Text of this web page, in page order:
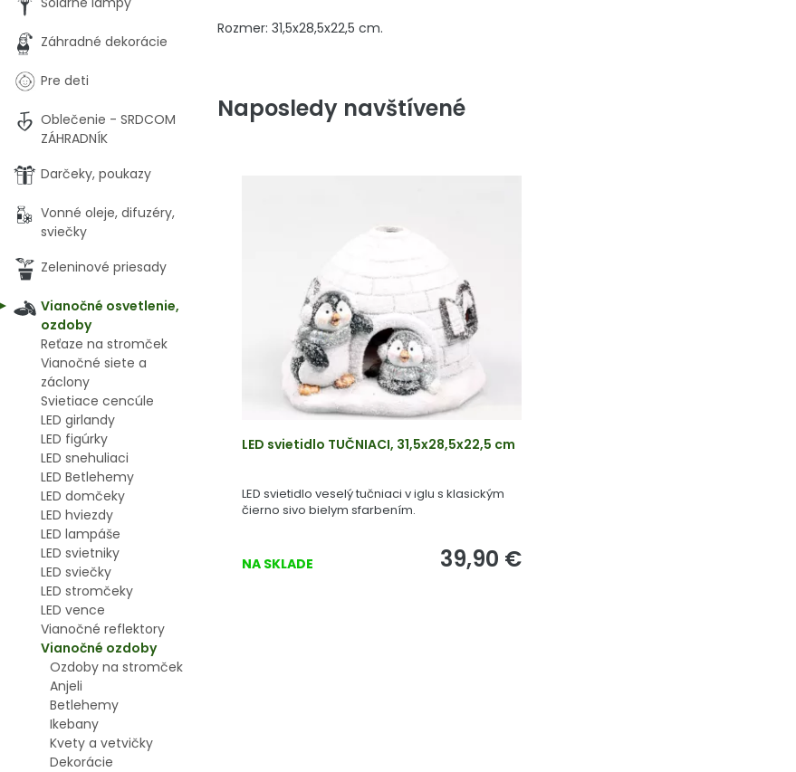
Rozmer: 31,5x28,5x22,5 cm.
Naposledy navštívené
LED svietidlo TUČNIACI, 31,5x28,5x22,5 cm
LED svietidlo veselý tučniaci v iglu s klasickým
čierno sivo bielym sfarbením.
NA SKLADE 39,90 €
Záhradné dekorácie
Pre deti
Oblečenie - SRDCOM
ZÁHRADNÍK
Darčeky, poukazy
Vonné oleje, difuzéry,
sviečky
Zeleninové priesady
Vianočné osvetlenie,
ozdoby
Reťaze na stromček
Vianočné siete a
záclony
Svietiace cencúle
LED girlandy
LED figúrky
LED snehuliaci
LED Betlehemy
LED domčeky
LED hviezdy
LED lampáše
LED svietniky
LED sviečky
LED stromčeky
LED vence
Vianočné reflektory
Vianočné ozdoby
Ozdoby na stromček
Anjeli
Betlehemy
Ikebany
Kvety a vetvičky
Dekorácie